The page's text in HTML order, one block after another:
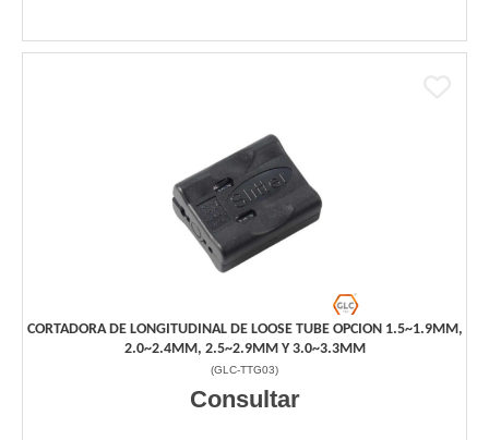
CORTADORA DE LONGITUDINAL DE LOOSE TUBE OPCION 1.5~1.9MM,
2.0~2.4MM, 2.5~2.9MM Y 3.0~3.3MM
(GLC-TTG03)
Consultar